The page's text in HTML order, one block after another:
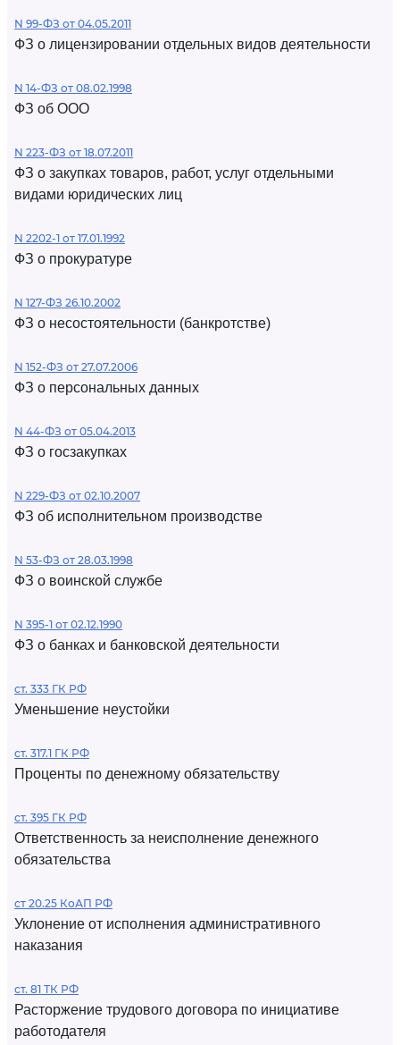
N 99-ФЗ от 04.05.2011
ФЗ о лицензировании отдельных видов деятельности
N 14-ФЗ от 08.02.1998
ФЗ об ООО
N 223-ФЗ от 18.07.2011
ФЗ о закупках товаров, работ, услуг отдельными
видами юридических лиц
N 2202-1 от 17.01.1992
ФЗ о прокуратуре
N 127-ФЗ 26.10.2002
ФЗ о несостоятельности (банкротстве)
N 152-ФЗ от 27.07.2006
ФЗ о персональных данных
N 44-ФЗ от 05.04.2013
ФЗ о госзакупках
N 229-ФЗ от 02.10.2007
ФЗ об исполнительном производстве
N 53-ФЗ от 28.03.1998
ФЗ о воинской службе
N 395-1 от 02.12.1990
ФЗ о банках и банковской деятельности
ст. 333 ГК РФ
Уменьшение неустойки
ст. 317.1 ГК РФ
Проценты по денежному обязательству
ст. 395 ГК РФ
Ответственность за неисполнение денежного
обязательства
ст 20.25 КоАП РФ
Уклонение от исполнения административного
наказания
ст. 81 ТК РФ
Расторжение трудового договора по инициативе
работодателя